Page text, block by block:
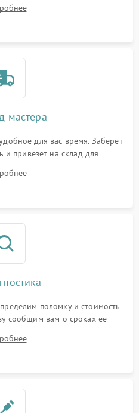
мастера
для вас время. Заберет
привезет на склад для
поломку и стоимость
сообщим вам о сроках ее